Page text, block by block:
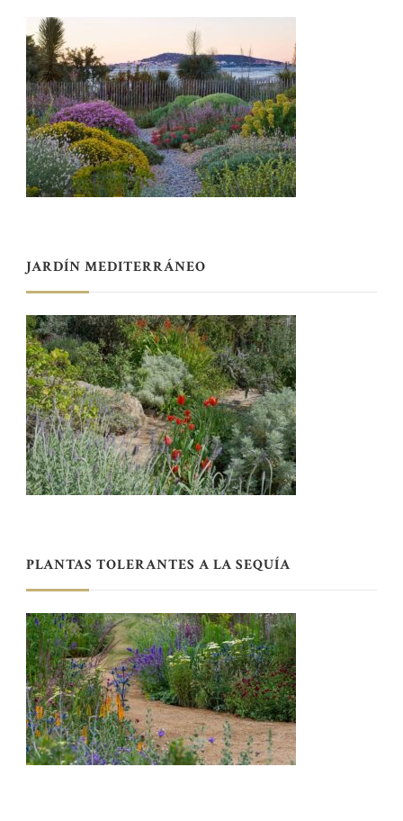
JARDÍN MEDITERRÁNEO
PLANTAS TOLERANTES A LA SEQUÍA